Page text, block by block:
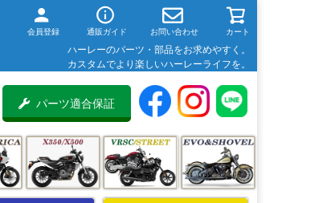
会員登録 通販ガイド お問い合わせ カート
ハーレーのパーツ・部品をお求めやすく。
カスタムでより楽しいハーレーライフを。
パーツ適合保証